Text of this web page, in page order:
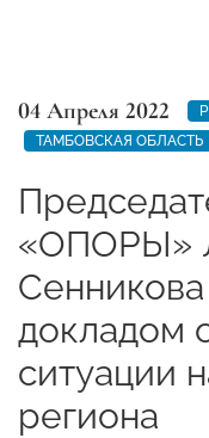
04 Апреля 2022
ТАМБОВСКАЯ ОБЛАСТЬ
«ОПОРЫ»
докладом
ситуации
региона